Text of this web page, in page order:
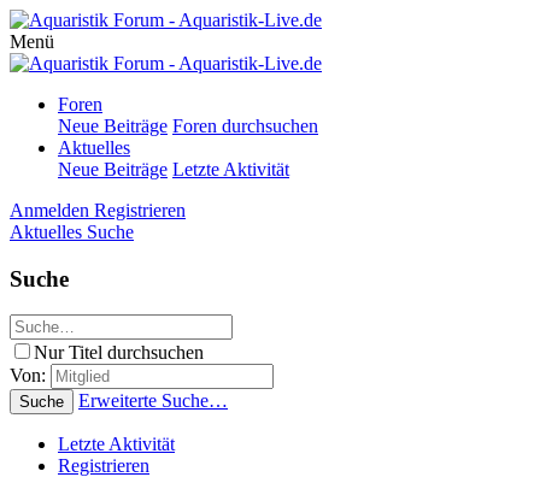
Menü
Foren
Neue Beiträge Foren durchsuchen
Aktuelles
Neue Beiträge Letzte Aktivität
Anmelden Registrieren
Aktuelles Suche
Suche
Nur Titel durchsuchen
Von:
Suche Erweiterte Suche…
Letzte Aktivität
Registrieren